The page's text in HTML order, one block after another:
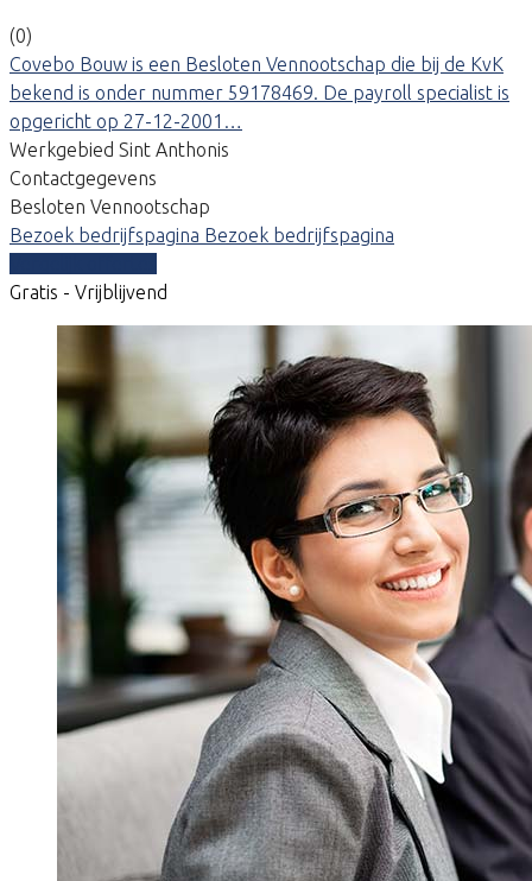
(0)
Covebo Bouw is een Besloten Vennootschap die bij de KvK
bekend is onder nummer 59178469. De payroll specialist is
opgericht op 27-12-2001…
Werkgebied Sint Anthonis
Contactgegevens
Besloten Vennootschap
Bezoek bedrijfspagina Bezoek bedrijfspagina
Gratis - Vrijblijvend